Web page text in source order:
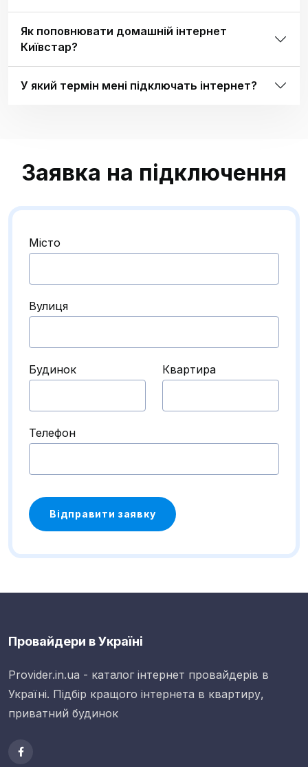
Як поповнювати домашній інтернет
Київстар?
У який термін мені підключать інтернет?
Заявка на підключення
Місто
Вулиця
Будинок Квартира
Телефон
Відправити заявку
Провайдери в Україні
Provider.in.ua - каталог інтернет провайдерів в
Україні. Підбір кращого інтернета в квартиру,
приватний будинок